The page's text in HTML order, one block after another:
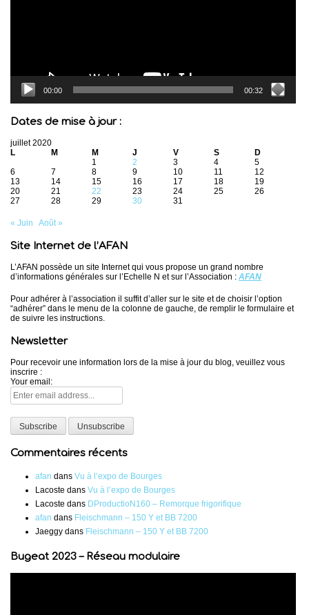
00:00 00:32
Dates de mise à jour :
juillet 2020
L
M M J V S
D
1
2 3 4
5
6
7 8 9 10 11
12
13
14 15 16 17 18
19
20
21 22 23 24 25
26
27
28 29 30 31
« Juin Août »
Site Internet de l’AFAN
L’AFAN possède un site Internet qui vous propose un grand nombre
d’informations générales sur l’Echelle N et sur l’Association : AFAN
Pour adhérer à l’association il suffit d’aller sur le site et de choisir l’option
“adhérer” dans le menu de la colonne de gauche, de remplir le formulaire et
de suivre les instructions.
Newsletter
Pour recevoir une information lors de la mise à jour du blog, veuillez vous
inscrire :
Your email:
Commentaires récents
afan dans Vu à l’expo de Bourges
Lacoste dans Vu à l’expo de Bourges
Lacoste dans DProductioN160 – Remorque frigorifique
afan dans Fleischmann – 150 Y et BB 7200
Jaeggy dans Fleischmann – 150 Y et BB 7200
Bugeat 2023 – Réseau modulaire